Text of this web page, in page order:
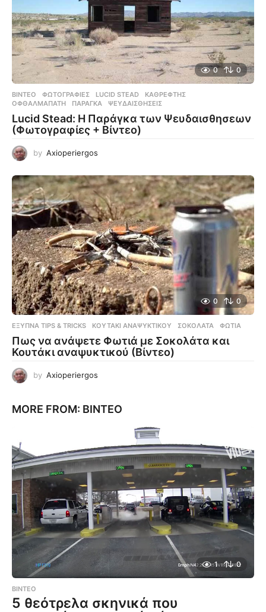
0 0
ΒΊΝΤΕΟ ,ΦΩΤΟΓΡΑΦΊΕΣ LUCID STEAD ,ΚΑΘΡΈΦΤΗΣ
ΟΦΘΑΛΜΑΠΆΤΗ
,ΠΑΡΆΓΚΑ ,ΨΕΥΔΑΙΣΘΉΣΕΙΣ
Lucid Stead: Η Παράγκα των Ψευδαισθησεων
(Φωτογραφίες + Βίντεο)
by Axioperiergos
0 0
ΈΞΥΠΝΑ TIPS & TRICKS ΚΟΥΤΆΚΙ ΑΝΑΨΥΚΤΙΚΟΎ ,ΣΟΚΟΛΆΤΑ ,ΦΩΤΙΆ
Πως να ανάψετε Φωτιά με Σοκολάτα και
Κουτάκι αναψυκτικού (Βίντεο)
by Axioperiergos
MORE FROM: ΒΊΝΤΕΟ
1 0
ΒΊΝΤΕΟ
5 θεότρελα σκηνικά που